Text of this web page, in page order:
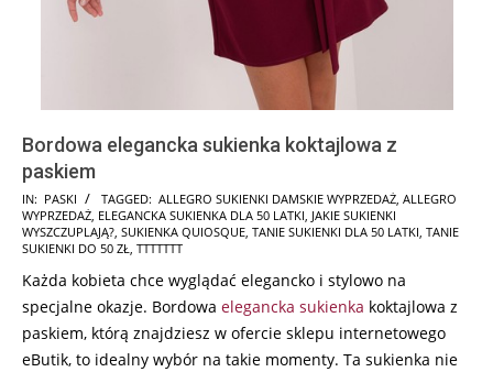
Bordowa elegancka sukienka koktajlowa z
paskiem
2025-
02-
09
IN: PASKI TAGGED: ALLEGRO SUKIENKI DAMSKIE WYPRZEDAŻ, ALLEGRO
WYPRZEDAŻ, ELEGANCKA SUKIENKA DLA 50 LATKI, JAKIE SUKIENKI
WYSZCZUPLAJĄ?, SUKIENKA QUIOSQUE, TANIE SUKIENKI DLA 50 LATKI, TANIE
SUKIENKI DO 50 ZŁ, TTTTTTT
Każda kobieta chce wyglądać elegancko i stylowo na
specjalne okazje. Bordowa elegancka sukienka koktajlowa z
paskiem, którą znajdziesz w ofercie sklepu internetowego
eButik, to idealny wybór na takie momenty. Ta sukienka nie